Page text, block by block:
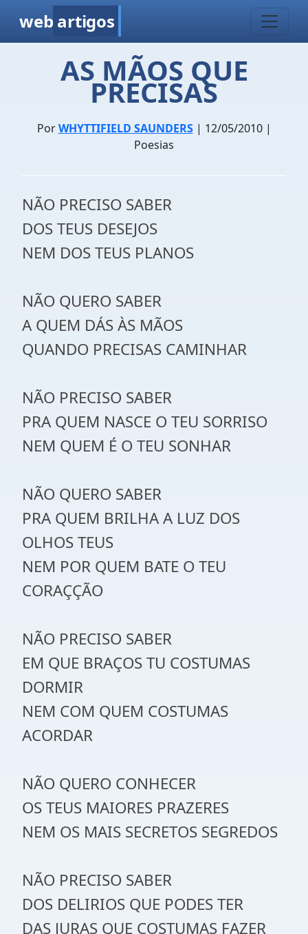
web artigos
AS MÃOS QUE
PRECISAS
PorWHYTTIFIELD SAUNDERS| 12/05/2010 |
Poesias
NÃO PRECISO SABER
DOS TEUS DESEJOS
NEM DOS TEUS PLANOS
NÃO QUERO SABER
A QUEM DÁS ÀS MÃOS
QUANDO PRECISAS CAMINHAR
NÃO PRECISO SABER
PRA QUEM NASCE O TEU SORRISO
NEM QUEM É O TEU SONHAR
NÃO QUERO SABER
PRA QUEM BRILHA A LUZ DOS
OLHOS TEUS
NEM POR QUEM BATE O TEU
CORAÇÇÃO
NÃO PRECISO SABER
EM QUE BRAÇOS TU COSTUMAS
DORMIR
NEM COM QUEM COSTUMAS
ACORDAR
NÃO QUERO CONHECER
OS TEUS MAIORES PRAZERES
NEM OS MAIS SECRETOS SEGREDOS
NÃO PRECISO SABER
DOS DELIRIOS QUE PODES TER
DAS JURAS QUE COSTUMAS FAZER